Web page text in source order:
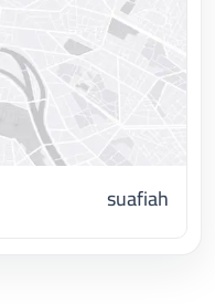
suafiah